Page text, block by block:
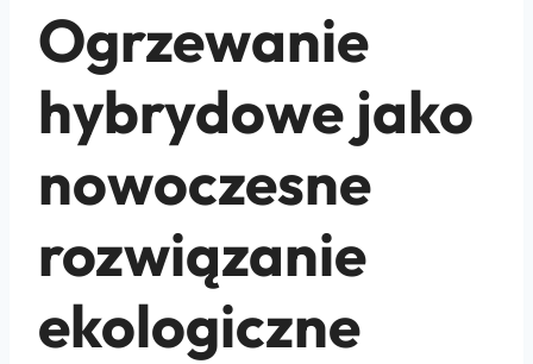
Ogrzewanie
hybrydowe jako
nowoczesne
rozwiązanie
ekologiczne